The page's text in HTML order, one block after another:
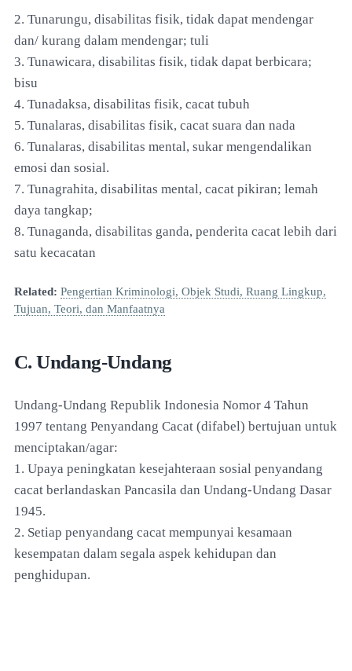
2. Tunarungu, disabilitas fisik, tidak dapat mendengar
dan/ kurang dalam mendengar; tuli
3. Tunawicara, disabilitas fisik, tidak dapat berbicara;
bisu
4. Tunadaksa, disabilitas fisik, cacat tubuh
5. Tunalaras, disabilitas fisik, cacat suara dan nada
6. Tunalaras, disabilitas mental, sukar mengendalikan
emosi dan sosial.
7. Tunagrahita, disabilitas mental, cacat pikiran; lemah
daya tangkap;
8. Tunaganda, disabilitas ganda, penderita cacat lebih dari
satu kecacatan
Related: Pengertian Kriminologi, Objek Studi, Ruang Lingkup,
Tujuan, Teori, dan Manfaatnya
C. Undang-Undang
Undang-Undang Republik Indonesia Nomor 4 Tahun
1997 tentang Penyandang Cacat (difabel) bertujuan untuk
menciptakan/agar:
1. Upaya peningkatan kesejahteraan sosial penyandang
cacat berlandaskan Pancasila dan Undang-Undang Dasar
1945.
2. Setiap penyandang cacat mempunyai kesamaan
kesempatan dalam segala aspek kehidupan dan
penghidupan.